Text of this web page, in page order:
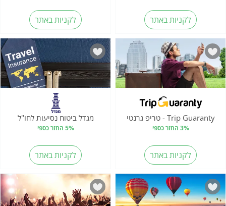
לקניות באתר לקניות באתר
Trip Guaranty - טריפ גרנטי
3% החזר כספי
לקניות באתר
מגדל ביטוח נסיעות לחו"ל
5% החזר כספי
לקניות באתר